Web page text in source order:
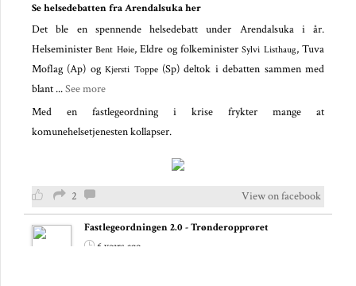
Se helsedebatten fra Arendalsuka her
Det ble en spennende helsedebatt under Arendalsuka i år.
HelseministerBent Høie, Eldre og folkeministerSylvi Listhaug, Tuva
Moflag (Ap) ogKjersti Toppe(Sp) deltok i debatten sammen med
blant...See more
Med en fastlegeordning i krise frykter mange at
komunehelsetjenesten kollapser.
2 View on facebook
Fastlegeordningen 2.0 - Trønderopprøret
6 years ago